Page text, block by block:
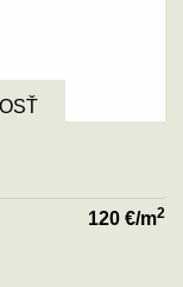
120 €/m2